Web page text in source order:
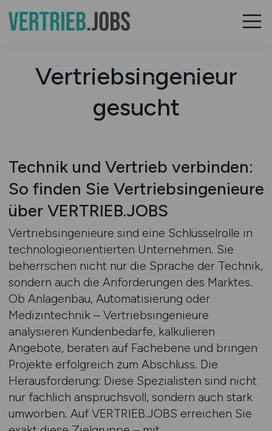
Vertriebsingenieur
gesucht
Technik und Vertrieb verbinden:
So finden Sie Vertriebsingenieure
über VERTRIEB.JOBS
Vertriebsingenieure sind eine Schlüsselrolle in
technologieorientierten Unternehmen. Sie
beherrschen nicht nur die Sprache der Technik,
sondern auch die Anforderungen des Marktes.
Ob Anlagenbau, Automatisierung oder
Medizintechnik – Vertriebsingenieure
analysieren Kundenbedarfe, kalkulieren
Angebote, beraten auf Fachebene und bringen
Projekte erfolgreich zum Abschluss. Die
Herausforderung: Diese Spezialisten sind nicht
nur fachlich anspruchsvoll, sondern auch stark
umworben. Auf VERTRIEB.JOBS erreichen Sie